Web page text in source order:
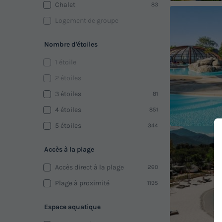
Chalet 83
Logement de groupe
Nombre d'étoiles
1 étoile
2 étoiles
3 étoiles
81
4 étoiles 851
5 étoiles 344
Accès à la plage
Accès direct à la plage 260
Plage à proximité 1195
Espace aquatique